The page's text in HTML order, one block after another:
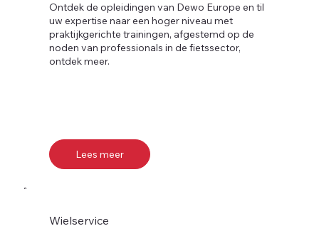
Ontdek de opleidingen van Dewo Europe en til
uw expertise naar een hoger niveau met
praktijkgerichte trainingen, afgestemd op de
noden van professionals in de fietssector,
ontdek meer.
Lees meer
Wielservice